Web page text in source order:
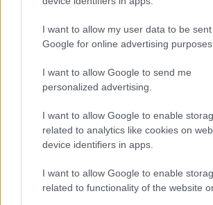
I want to allow my user data to be
Google for online advertising purposes.
I want to allow Google to send me
personalized advertising.
I want to allow Google to enable
related to analytics like cookies on
device identifiers in apps.
I want to allow Google to enable
related to functionality of the website
propriamente i risultati delle aste
italiani, prendendo fischi per
tra domanda e offerta di buoni del
garantirne la sottoscrizione.
Ma Grillo è terribilmentedeluso
premier Contee si è ritrovato
Padovani, luminare del diritto
descriverlo si è riferito al “Libro del